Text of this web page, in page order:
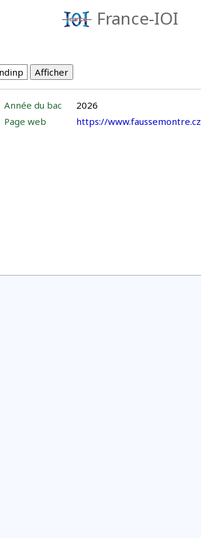
France-IOI
Année du bac
2026
Page web
https://www.faussemontre.cz